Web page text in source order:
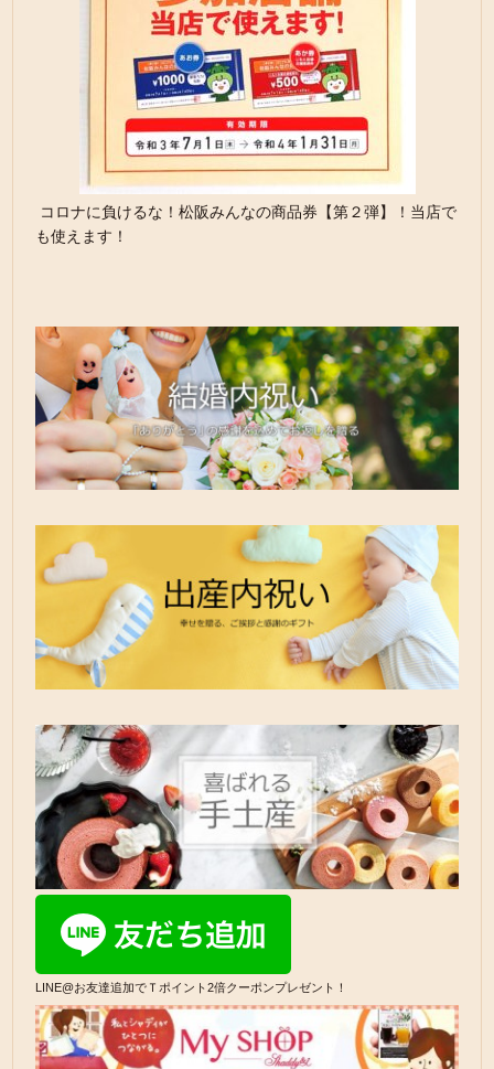
コロナに負けるな！松阪みんなの商品券【第２弾】！当店で
も使えます！
LINE@お友達追加でＴポイント2倍クーポンプレゼント！